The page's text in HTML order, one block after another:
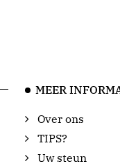
MEER
Over ons
TIPS?
Uw steun